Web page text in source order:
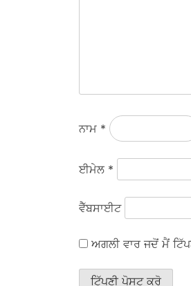
ਨਾਮ *
ਈਮੇਲ *
ਵੈੱਬਸਾਈਟ
ਅਗਲੀ ਵਾਰ ਜਦੋਂ ਮੈਂ